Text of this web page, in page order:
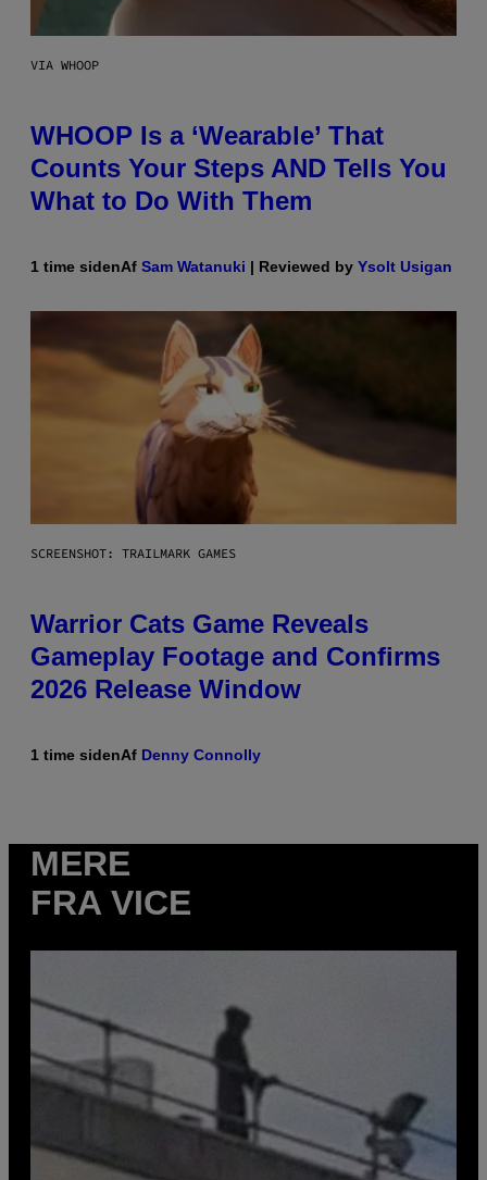
VIA WHOOP
WHOOP Is a ‘Wearable’ That
Counts Your Steps AND Tells You
What to Do With Them
1 time sidenAf Sam Watanuki | Reviewed by Ysolt Usigan
SCREENSHOT: TRAILMARK GAMES
Warrior Cats Game Reveals
Gameplay Footage and Confirms
2026 Release Window
1 time sidenAf Denny Connolly
MERE
FRA VICE